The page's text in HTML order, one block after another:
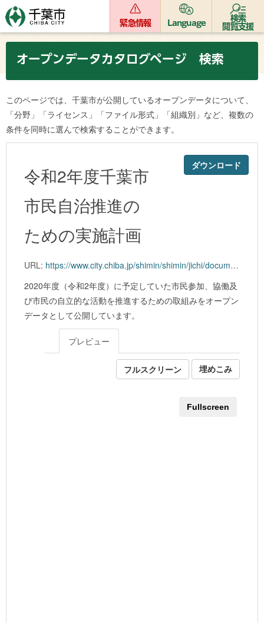
緊急情報 Language
検索
閲覧支援
オープンデータカタログページ 検索
このページでは、千葉市が公開しているオープンデータについて、
「分野」「ライセンス」「ファイル形式」「組織別」など、複数の
条件を同時に選んで検索することができます。
ダウンロード
令和2年度千葉市
市民自治推進の
ための実施計画
URL: https://www.city.chiba.jp/shimin/shimin/jichi/documents/r2od.xls
2020年度（令和2年度）に予定していた市民参加、協働及
び市民の自立的な活動を推進するための取組みをオープン
データとして公開しています。
プレビュー
フルスクリーン 埋めこみ
Fullscreen